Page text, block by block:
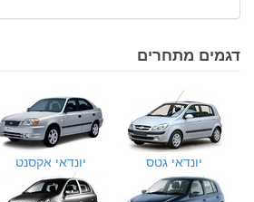
דגמים מתחרים
יונדאי גטס יונדאי אקסנט